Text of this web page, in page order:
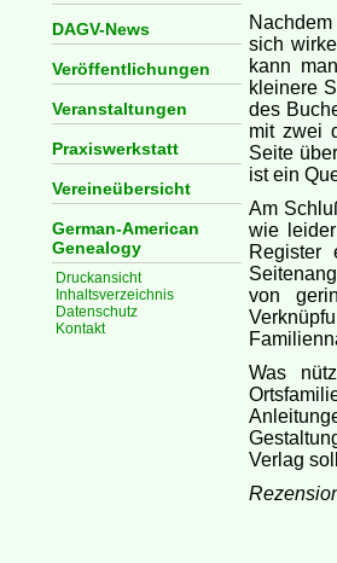
DAGV-News
Veröffentlichungen
Veranstaltungen
Praxiswerkstatt
Vereineübersicht
German-American
Genealogy
Druckansicht
Inhaltsverzeichnis
Datenschutz
Kontakt
sich
kann
kleinere
des
mit zwei
Seite
ist ein
Am
wie
Register
von
Was
Verlag